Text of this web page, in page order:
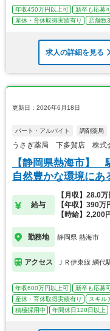
年収450万円以上可 新卒も応募
産休・育休取得実績有り
店舗数
求人の詳細を見る
更新日：2026年6月18日
パート・アルバイト 調剤薬局
うさぎ薬局 下多賀店 株式
【静岡県熱海市】
自然豊かな環境にあ
給与
【月収】28.0
【年収】390万
【時給】2,200
勤務地 静岡県 熱海市
アクセス ＪＲ伊東線 網代
年収600万円以上可 新卒も応募
産休・育休取得実績有り
スキル
積極採用中
年間休日120日以上